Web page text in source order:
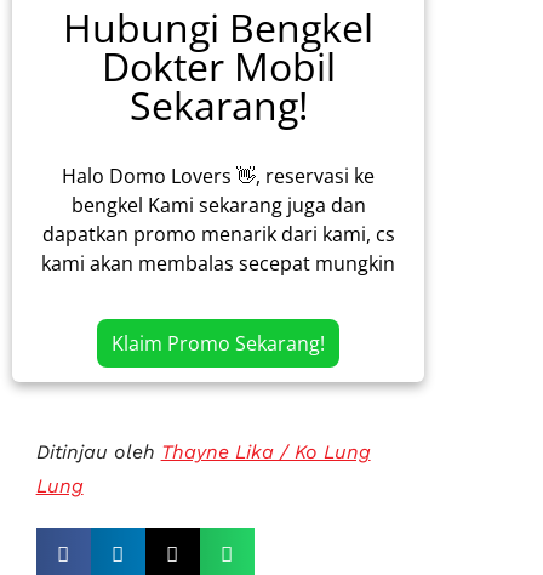
Hubungi Bengkel
Dokter Mobil
Sekarang!
Halo Domo Lovers 👋, reservasi ke
bengkel Kami sekarang juga dan
dapatkan promo menarik dari kami, cs
kami akan membalas secepat mungkin
Klaim Promo Sekarang!
Ditinjau oleh Thayne Lika / Ko Lung
Lung